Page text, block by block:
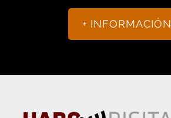
+ INFORMACIÓN